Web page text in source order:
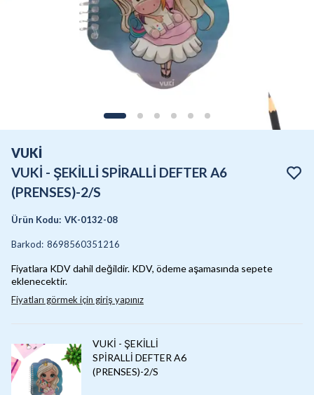
VUKİ
VUKİ - ŞEKİLLİ SPİRALLİ DEFTER A6
(PRENSES)-2/S
Ürün Kodu: VK-0132-08
Barkod: 8698560351216
Fiyatlara KDV dahil değildir. KDV, ödeme aşamasında sepete
eklenecektir.
Fiyatları görmek için giriş yapınız
VUKİ - ŞEKİLLİ
SPİRALLİ DEFTER A6
(PRENSES)-2/S